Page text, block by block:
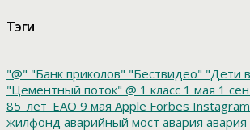
Тэги
"@" "Банк приколов" "Бествидео" "Дети
"Цементный поток" @ 1 класс 1 мая 1
85_лет_ЕАО 9 мая Apple Forbes Instagram
жилфонд аварийный мост авария